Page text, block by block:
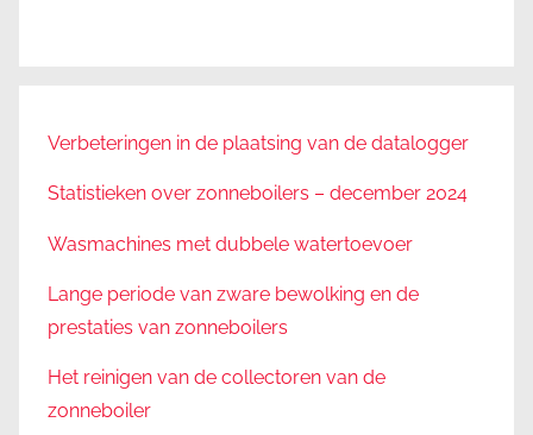
Verbeteringen in de plaatsing van de datalogger
Statistieken over zonneboilers – december 2024
Wasmachines met dubbele watertoevoer
Lange periode van zware bewolking en de
prestaties van zonneboilers
Het reinigen van de collectoren van de
zonneboiler